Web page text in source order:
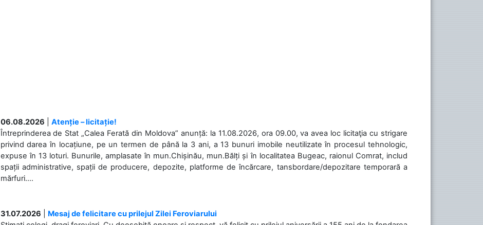
06.08.2026
Atenție – licitație!
Întreprinderea de Stat „Calea Ferată din Moldova” anunță: la 11.08.2026, ora 09.00, va avea loc licitaţia cu strigare
privind darea în locațiune, pe un termen de până la 3 ani, a 13 bunuri imobile neutilizate în procesul tehnologic,
expuse în 13 loturi. Bunurile, amplasate în mun.Chișinău, mun.Bălți și în localitatea Bugeac, raionul Comrat, includ
spații administrative, spații de producere, depozite, platforme de încărcare, tansbordare/depozitare temporară a
mărfuri....
31.07.2026
Mesaj de felicitare cu prilejul Zilei Feroviarului